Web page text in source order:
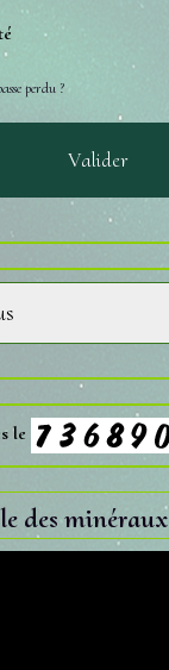
perdu ?
Valider
le
des minéraux